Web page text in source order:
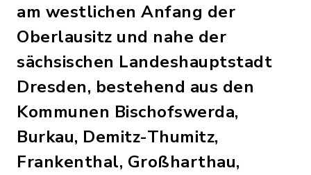
am westlichen Anfang der
Oberlausitz und nahe der
sächsischen Landeshauptstadt
Dresden, bestehend aus den
Kommunen Bischofswerda,
Burkau, Demitz-Thumitz,
Frankenthal, Großharthau,